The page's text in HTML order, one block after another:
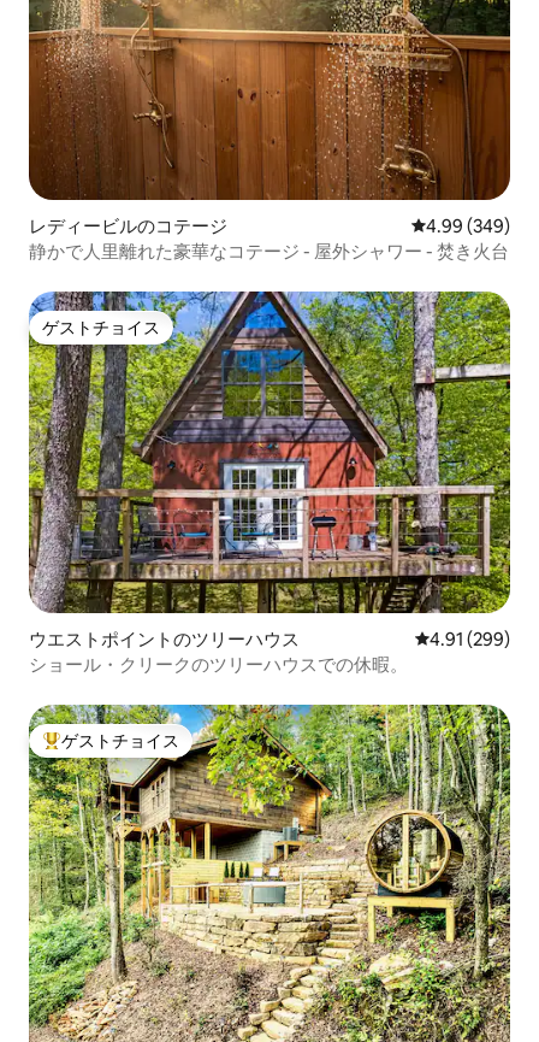
レディービルのコテージ レビュー349
4.99 (349)
静かで人里離れた豪華なコテージ - 屋外シャワー - 焚き火台
ゲストチョイス
ゲストチョイス
ウエストポイントのツリーハウス レビュー299
4.91 (299)
ショール・クリークのツリーハウスでの休暇。
大好評のゲストチョイスです。
ゲストチョイス